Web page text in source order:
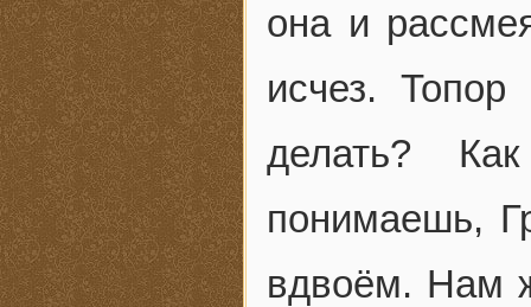
она и
исчез.
делать?
понимаешь,
вдвоём. Нам